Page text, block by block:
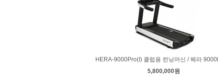
HERA-9000Pro(I) 클럽용 런닝머신 / 헤라
5,800,000원